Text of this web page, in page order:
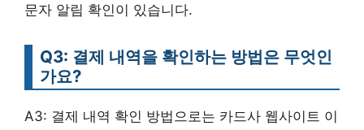
문자 알림 확인이 있습니다.
Q3: 결제 내역을 확인하는 방법은 무엇인
가요?
A3: 결제 내역 확인 방법으로는 카드사 웹사이트 이